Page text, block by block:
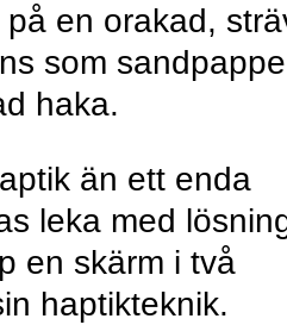
en orakad,
som
haka.
än ett enda
leka med
en skärm i två
haptikteknik.